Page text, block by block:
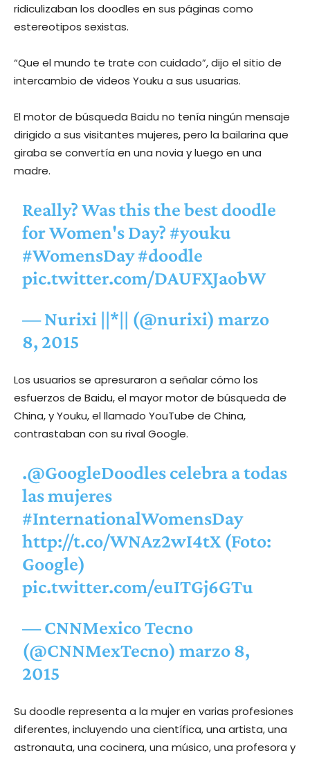
ridiculizaban los doodles en sus páginas como
estereotipos sexistas.
“Que el mundo te trate con cuidado”, dijo el sitio de
intercambio de videos Youku a sus usuarias.
El motor de búsqueda Baidu no tenía ningún mensaje
dirigido a sus visitantes mujeres, pero la bailarina que
giraba se convertía en una novia y luego en una
madre.
Really? Was this the best doodle
for Women's Day? #youku
#WomensDay#doodle
pic.twitter.com/DAUFXJaobW
— Nurixi ||*|| (@nurixi)marzo
8, 2015
Los usuarios se apresuraron a señalar cómo los
esfuerzos de Baidu, el mayor motor de búsqueda de
China, y Youku, el llamado YouTube de China,
contrastaban con su rival Google.
.@GoogleDoodlescelebra a todas
las mujeres
#InternationalWomensDay
http://t.co/WNAz2wI4tX (Foto:
Google)
pic.twitter.com/euITGj6GTu
— CNNMexico Tecno
(@CNNMexTecno)marzo 8,
2015
Su doodle representa a la mujer en varias profesiones
diferentes, incluyendo una científica, una artista, una
astronauta, una cocinera, una músico, una profesora y